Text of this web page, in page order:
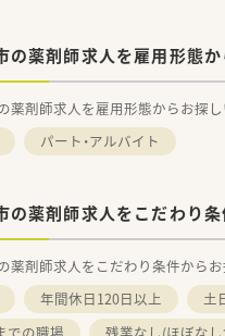
の薬剤師求人を雇用形態
薬剤師求人を雇用形態からお探し
パート・アルバイト
の薬剤師求人をこだわり
薬剤師求人をこだわり条件からお
年間休日120日以上 土